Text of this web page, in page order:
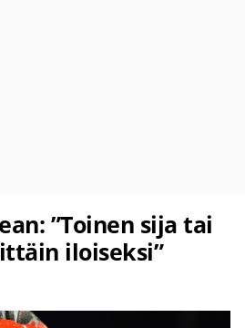
”Toinen sija tai
iloiseksi”